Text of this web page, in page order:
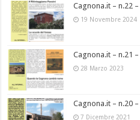
Cagnona.it – n.22
19 Novembre 2024
Cagnona.it – n.21
28 Marzo 2023
Cagnona.it – n.20
7 Dicembre 2021